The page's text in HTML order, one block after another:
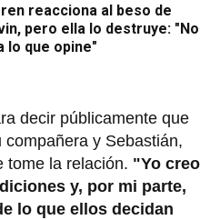
reacciona al beso de
pero ella lo destruye: "No
lo que opine"
decir públicamente que
y Sebastián,
tome la relación. "Yo creo
y, por mi parte,
lo que ellos decidan